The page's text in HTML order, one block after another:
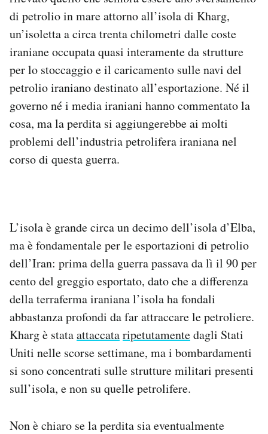
Hai bisogno di aiuto?
Esci
di petrolio in mare attorno all’isola di Kharg,
un’isoletta a circa trenta chilometri dalle coste
iraniane occupata quasi interamente da strutture
per lo stoccaggio e il caricamento sulle navi del
petrolio iraniano destinato all’esportazione. Né il
governo né i media iraniani hanno commentato la
cosa, ma la perdita si aggiungerebbe ai molti
problemi dell’industria petrolifera iraniana nel
corso di questa guerra.
L’isola è grande circa un decimo dell’isola d’Elba,
ma è fondamentale per le esportazioni di petrolio
dell’Iran: prima della guerra passava da lì il 90 per
cento del greggio esportato, dato che a differenza
della terraferma iraniana l’isola ha fondali
abbastanza profondi da far attraccare le petroliere.
Kharg è stataattaccataripetutamentedagli Stati
Uniti nelle scorse settimane, ma i bombardamenti
si sono concentrati sulle strutture militari presenti
sull’isola, e non su quelle petrolifere.
Non è chiaro se la perdita sia eventualmente